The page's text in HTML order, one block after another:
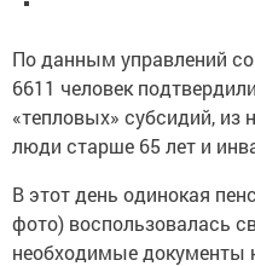
По данным управлений
6611 человек
«тепловых» субсидий, из
люди старше 65 лет и
В этот день одинокая
фото) воспользовалась
необходимые документы